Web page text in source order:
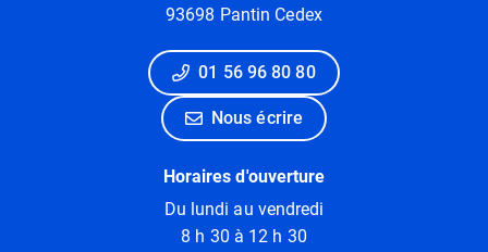
93698 Pantin Cedex
01 56 96 80 80
Nous écrire
Horaires d'ouverture
Du lundi au vendredi
8 h 30 à 12 h 30